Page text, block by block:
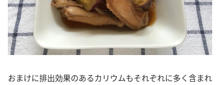
おまけに排出効果のあるカリウムもそれぞれに多く含まれ